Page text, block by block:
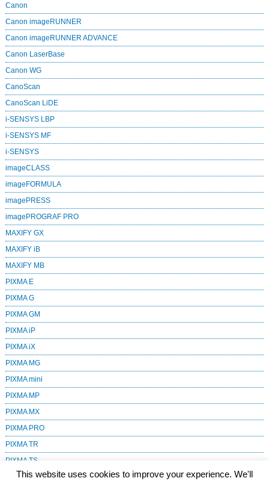
Canon
Canon imageRUNNER
Canon imageRUNNER ADVANCE
Canon LaserBase
Canon WG
CanoScan
CanoScan LiDE
i-SENSYS LBP
i-SENSYS MF
i‑SENSYS
imageCLASS
imageFORMULA
imagePRESS
imagePROGRAF PRO
MAXIFY GX
MAXIFY iB
MAXIFY MB
PIXMA E
PIXMA G
PIXMA GM
PIXMA iP
PIXMA iX
PIXMA MG
PIXMA mini
PIXMA MP
PIXMA MX
PIXMA PRO
PIXMA TR
PIXMA TS
SELPHY
This website uses cookies to improve your experience. We'll